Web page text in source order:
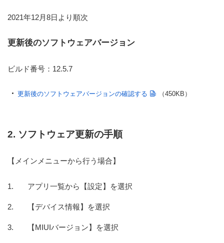
2021年12月8日より順次
更新後のソフトウェアバージョン
ビルド番号：12.5.7
更新後のソフトウェアバージョンの確認する （450KB）
2. ソフトウェア更新の手順
【メインメニューから行う場合】
アプリ一覧から【設定】を選択
【デバイス情報】を選択
【MIUIバージョン】を選択